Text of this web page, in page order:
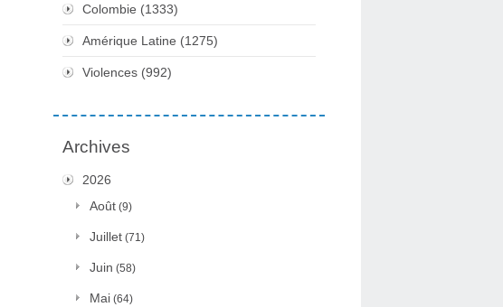
Colombie (1333)
Amérique Latine (1275)
Violences (992)
Archives
2026
Août (9)
Juillet (71)
Juin (58)
Mai (64)